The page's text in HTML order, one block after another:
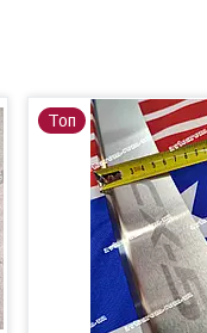
Топ